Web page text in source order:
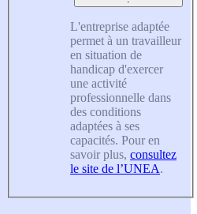
L'entreprise adaptée
permet à un travailleur
en situation de
handicap d'exercer
une activité
professionnelle dans
des conditions
adaptées à ses
capacités. Pour en
savoir plus, consultez
le site de l’UNEA.